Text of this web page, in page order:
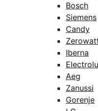
Bosch
Siemens
Candy
Iberna
Aeg
Zanussi
Gorenje